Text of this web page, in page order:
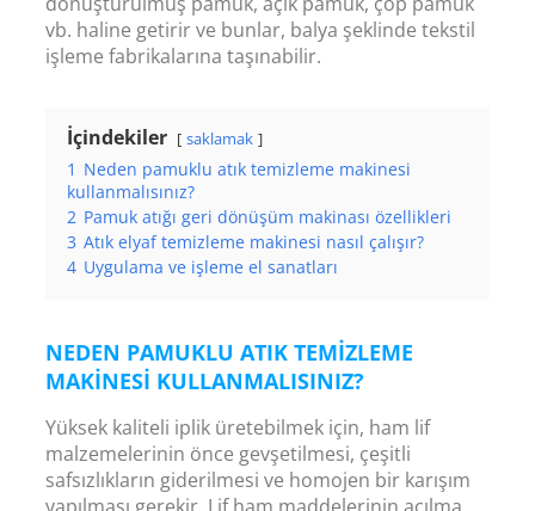
vb. haline getirir ve bunlar, balya şeklinde tekstil
işleme fabrikalarına taşınabilir.
İçindekiler saklamak
1 Neden pamuklu atık temizleme makinesi
kullanmalısınız?
2 Pamuk atığı geri dönüşüm makinası özellikleri
3 Atık elyaf temizleme makinesi nasıl çalışır?
4 Uygulama ve işleme el sanatları
NEDEN PAMUKLU ATIK TEMIZLEME
MAKINESI KULLANMALISINIZ?
Yüksek kaliteli iplik üretebilmek için, ham lif
malzemelerinin önce gevşetilmesi, çeşitli
safsızlıkların giderilmesi ve homojen bir karışım